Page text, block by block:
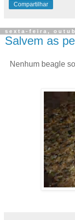
Compartilhar
sexta-feira,
Salvem as
Nenhum beagle